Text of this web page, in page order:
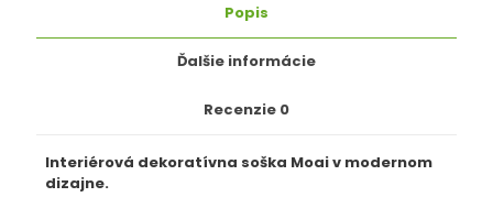
Popis
Ďalšie informácie
Recenzie 0
Interiérová dekoratívna soška Moai v modernom
dizajne.